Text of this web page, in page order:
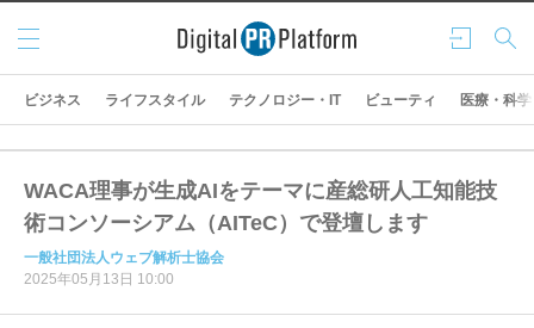
ログ
イン
検索
メニ
ュー
ビジネス ライフスタイル テクノロジー・IT ビューティ 医療・科学
WACA理事が生成AIをテーマに産総研人工知能技
術コンソーシアム（AITeC）で登壇します
一般社団法人ウェブ解析士協会
2025年05月13日 10:00